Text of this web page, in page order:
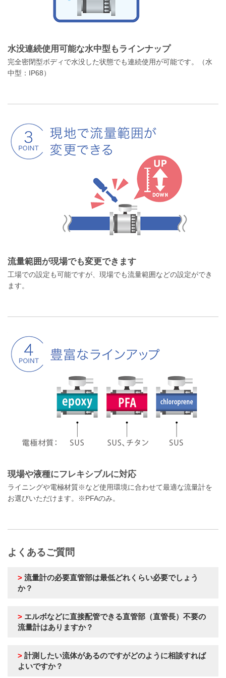
水没連続使用可能な水中型もラインナップ
完全密閉型ボディで水没した状態でも連続使用が可能です。（水
中型：IP68）
流量範囲が現場でも変更できます
工場での設定も可能ですが、現場でも流量範囲などの設定ができ
ます。
現場や液種にフレキシブルに対応
ライニングや電極材質※など使用環境に合わせて最適な流量計を
お選びいただけます。※PFAのみ。
よくあるご質問
> 流量計の必要直管部は最低どれくらい必要でしょう
か？
> エルボなどに直接配管できる直管部（直管長）不要の
流量計はありますか？
> 計測したい流体があるのですがどのように相談すれば
よいですか？